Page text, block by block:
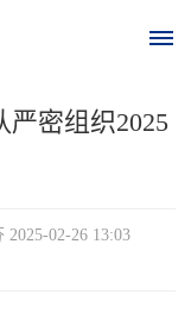
严密组织2025
02-26 13:03